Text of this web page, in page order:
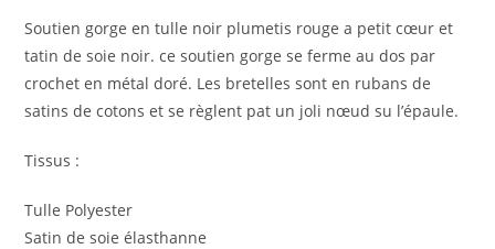
Soutien gorge en tulle noir plumetis rouge a petit cœur et
tatin de soie noir. ce soutien gorge se ferme au dos par
crochet en métal doré. Les bretelles sont en rubans de
satins de cotons et se règlent pat un joli nœud su l’épaule.
Tissus :
Tulle Polyester
Satin de soie élasthanne